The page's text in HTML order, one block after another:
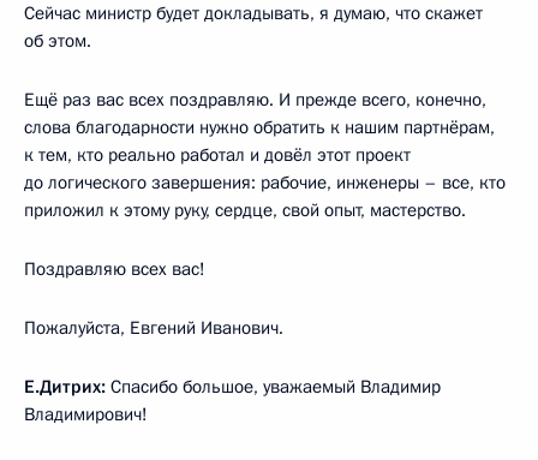
Сейчас министр будет докладывать, я думаю, что скажет
об этом.
Ещё раз вас всех поздравляю. И прежде всего, конечно,
слова благодарности нужно обратить к нашим партнёрам,
к тем, кто реально работал и довёл этот проект
до логического завершения: рабочие, инженеры – все, кто
приложил к этому руку, сердце, свой опыт, мастерство.
Поздравляю всех вас!
Пожалуйста, Евгений Иванович.
Е.Дитрих: Спасибо большое, уважаемый Владимир
Владимирович!